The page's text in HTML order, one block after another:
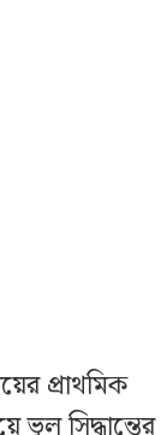
প্রাথমিক